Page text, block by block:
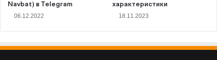
Navbat) в Telegram
06.12.2022
характеристики
18.11.2023